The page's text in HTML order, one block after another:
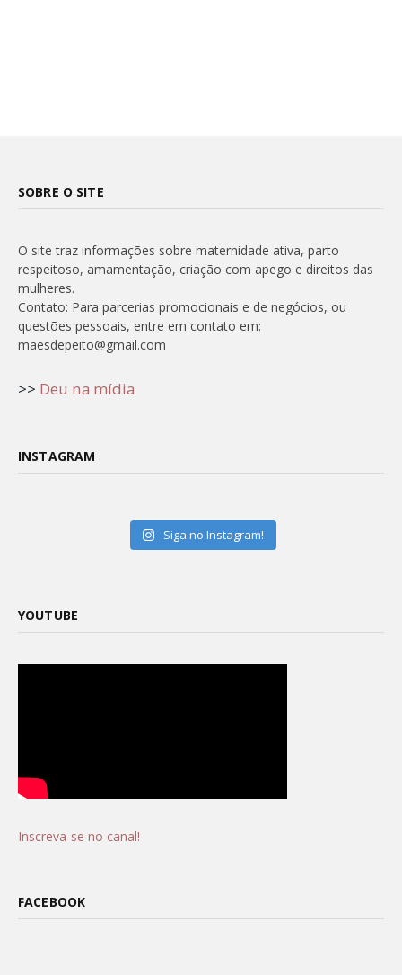
SOBRE O SITE
O site traz informações sobre maternidade ativa, parto
respeitoso, amamentação, criação com apego e direitos das
mulheres.
Contato: Para parcerias promocionais e de negócios, ou
questões pessoais, entre em contato em:
maesdepeito@gmail.com
>> Deu na mídia
INSTAGRAM
Siga no Instagram!
YOUTUBE
Inscreva-se no canal!
FACEBOOK